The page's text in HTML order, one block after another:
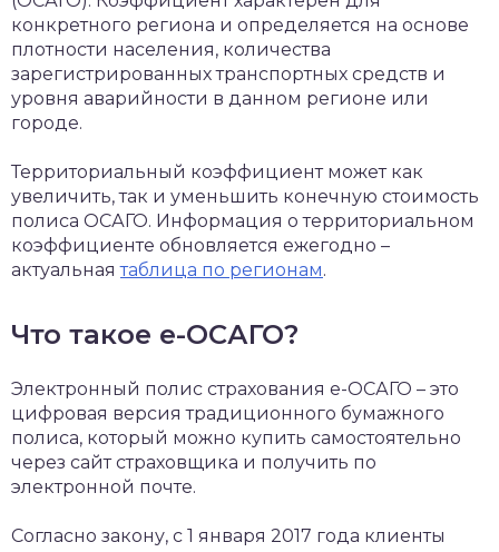
конкретного региона и определяется на основе
плотности населения, количества
зарегистрированных транспортных средств и
уровня аварийности в данном регионе или
городе.
Территориальный коэффициент может как
увеличить, так и уменьшить конечную стоимость
полиса ОСАГО. Информация о территориальном
коэффициенте обновляется ежегодно –
актуальнаятаблица по регионам.
Что такое е-ОСАГО?
Электронный полис страхования е-ОСАГО – это
цифровая версия традиционного бумажного
полиса, который можно купить самостоятельно
через сайт страховщика и получить по
электронной почте.
Согласно закону, с 1 января 2017 года клиенты